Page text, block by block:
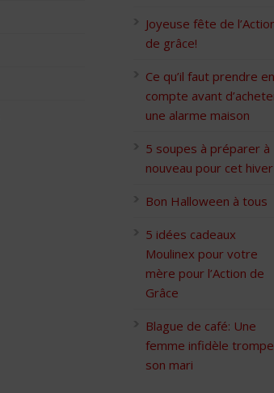
Joyeuse fête de
de grâce!
Ce qu’il faut prendre en
compte avant
une alarme maison
5 soupes à préparer à
nouveau pour cet hiver
Bon Halloween à tous
5 idées cadeaux
Moulinex pour votre
mère pour l’Action de
Grâce
Blague de café: Une
femme infidèle trompe
son mari